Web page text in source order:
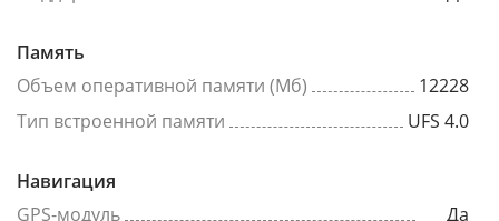
Память
Объем оперативной памяти (Мб)
12228
Тип встроенной памяти
UFS 4.0
Навигация
GPS-модуль
Да